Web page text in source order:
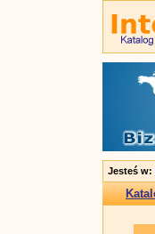
Jesteś w: